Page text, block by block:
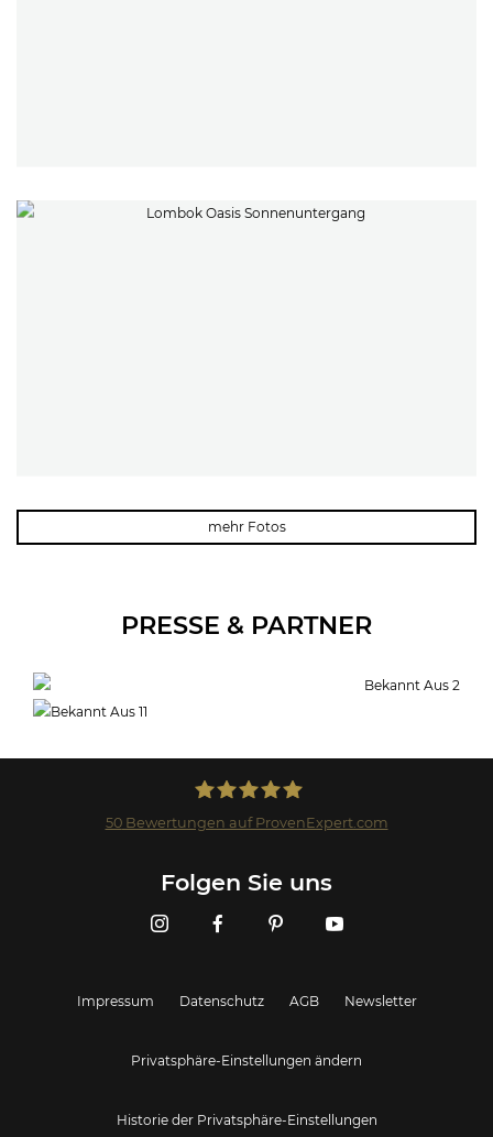
mehr Fotos
PRESSE & PARTNER
50Bewertungen auf ProvenExpert.com
Folgen Sie uns
Impressum Datenschutz AGB Newsletter
Privatsphäre-Einstellungen ändern
Historie der Privatsphäre-Einstellungen